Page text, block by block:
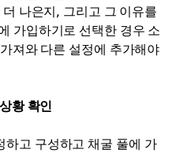
나은지, 그리고 그 이유를
가입하기로 선택한 경우 소
져와 다른 설정에 추가해야
황 확인
고 구성하고 채굴 풀에 가